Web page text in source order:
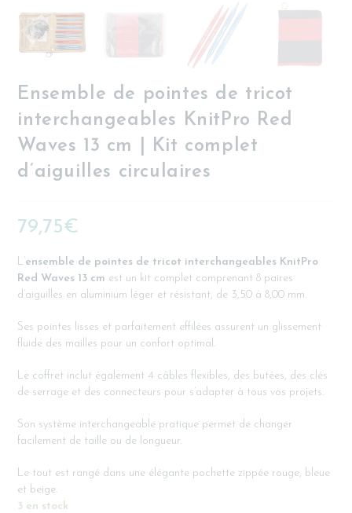
Ensemble de pointes de tricot
interchangeables KnitPro Red
Waves 13 cm | Kit complet
d’aiguilles circulaires
79,75€
L’ ensemble de pointes de tricot interchangeables KnitPro
Red Waves 13 cm est un kit complet comprenant 8 paires
d’aiguilles en aluminium léger et résistant, de 3,50 à 8,00 mm.
Ses pointes lisses et parfaitement effilées assurent un glissement
fluide des mailles pour un confort optimal.
Le coffret inclut également 4 câbles flexibles, des butées, des clés
de serrage et des connecteurs pour s’adapter à tous vos projets.
Son système interchangeable pratique permet de changer
facilement de taille ou de longueur.
Le tout est rangé dans une élégante pochette zippée rouge, bleue
et beige.
3 en stock